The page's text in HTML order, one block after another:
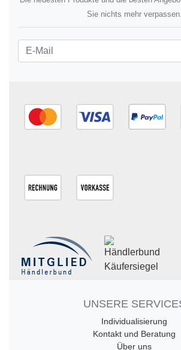
Sie nichts mehr verpassen.
UNSERE
Individualisierung
Kontakt und Beratung
Über uns